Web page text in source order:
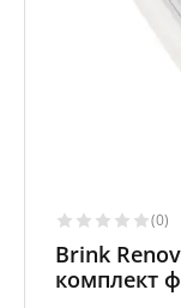
(0)
Brink
комплект